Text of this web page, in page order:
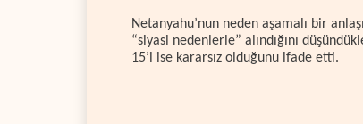
Netanyahu’nun neden aşamalı bir
“siyasi nedenlerle” alındığını
15’i ise kararsız olduğunu ifade etti.